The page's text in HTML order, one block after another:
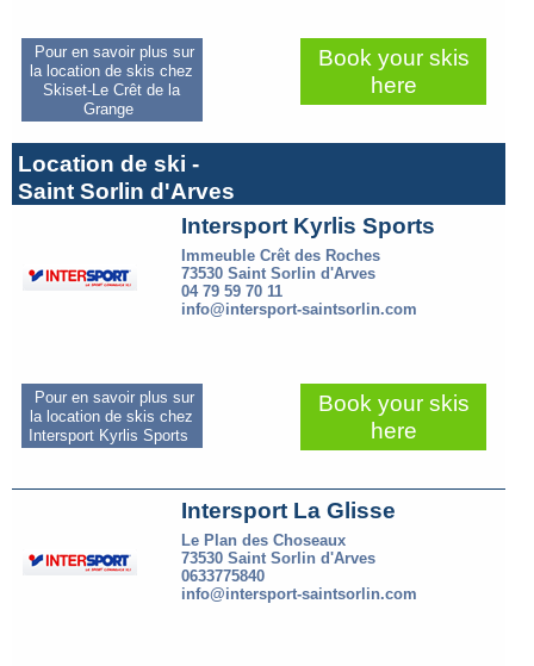
Pour en savoir plus sur
la location de skis chez
Skiset-Le Crêt de la
Grange
Book your skis
here
Location de ski -
Saint Sorlin d'Arves
Intersport Kyrlis Sports
Immeuble Crêt des Roches
73530 Saint Sorlin d'Arves
04 79 59 70 11
info@intersport-saintsorlin.com
Pour en savoir plus sur
la location de skis chez
Intersport Kyrlis Sports
Book your skis
here
Intersport La Glisse
Le Plan des Choseaux
73530 Saint Sorlin d'Arves
0633775840
info@intersport-saintsorlin.com